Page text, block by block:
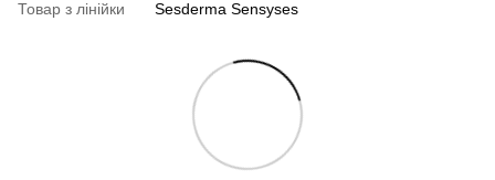
Товар з лінійки
Sesderma Sensyses